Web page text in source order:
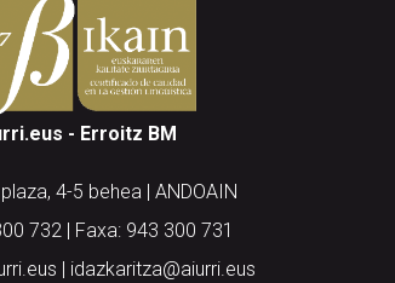
- Erroitz BM
4-5 behea | ANDOAIN
732 | Faxa: 943 300 731
| idazkaritza@aiurri.eus